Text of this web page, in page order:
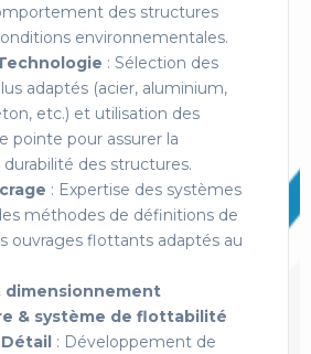
des structures
environnementales.
: Sélection des
adaptés (acier, aluminium,
etc.) et utilisation des
pointe pour assurer la
des structures.
: Expertise des systèmes
méthodes de définitions de
ouvrages flottants adaptés au
dimensionnement
& système de flottabilité
: Développement de